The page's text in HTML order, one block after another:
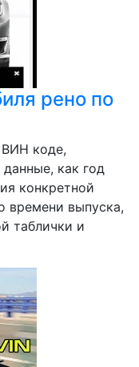
рено по
ВИН коде,
как год
конкретной
времени выпуска,
таблички и